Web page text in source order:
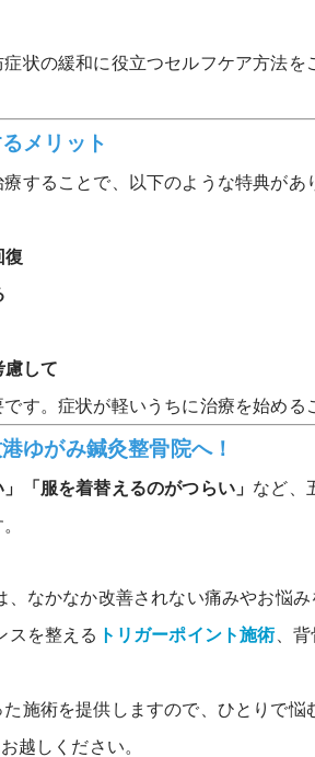
状の緩和に役立つセルフケア方法
メリット
することで、以下のような特典があ
復
慮して
す。症状が軽いうちに治療を始める
ゆがみ鍼灸整骨院へ！
「服を着替えるのがつらい」 など、
なかなか改善されない痛みやお悩み
スを整える トリガーポイント施術、背
施術を提供しますので、ひとりで
越しください。